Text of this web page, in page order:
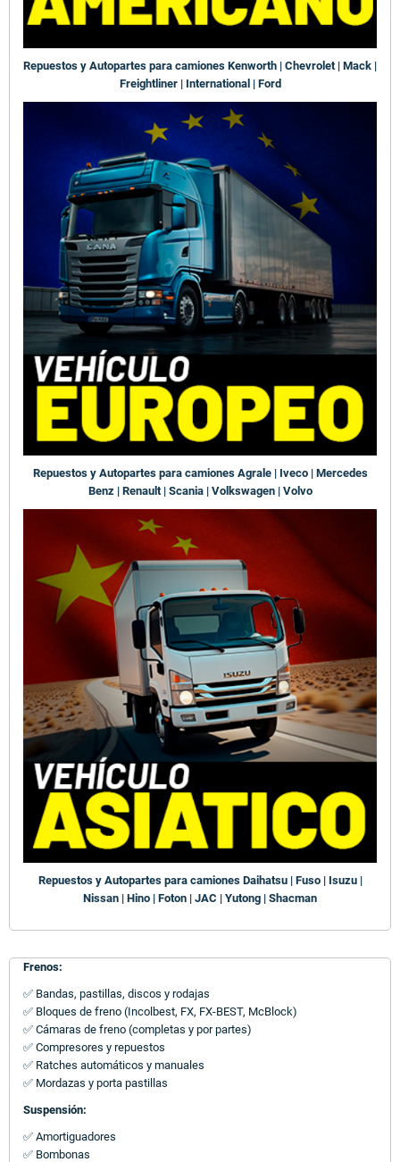
Repuestos y Autopartes para camiones Kenworth | Chevrolet | Mack |
Freightliner | International | Ford
Repuestos y Autopartes para camiones Agrale | Iveco | Mercedes
Benz | Renault | Scania | Volkswagen | Volvo
Repuestos y Autopartes para camiones Daihatsu | Fuso | Isuzu |
Nissan | Hino | Foton | JAC | Yutong | Shacman
Frenos:
✅ Bandas, pastillas, discos y rodajas
✅ Bloques de freno (Incolbest, FX, FX-BEST, McBlock)
✅ Cámaras de freno (completas y por partes)
✅ Compresores y repuestos
✅ Ratches automáticos y manuales
✅ Mordazas y porta pastillas
Suspensión:
✅ Amortiguadores
✅ Bombonas